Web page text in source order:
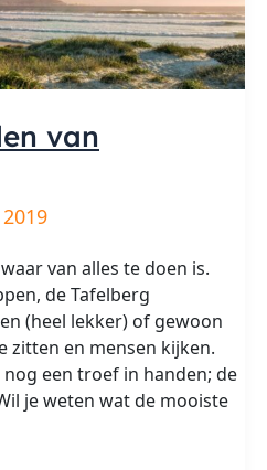
van
van alles te doen is.
de Tafelberg
(heel lekker) of gewoon
zitten en mensen kijken.
een troef in handen; de
je weten wat de mooiste